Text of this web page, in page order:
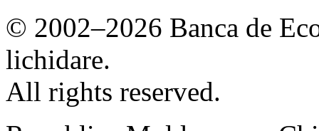
© 2002–2026 Banca de
lichidare.
All rights reserved.